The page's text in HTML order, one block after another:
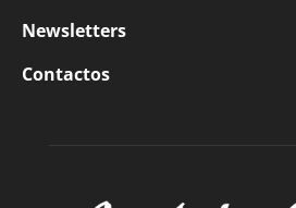
Newsletters
Contactos